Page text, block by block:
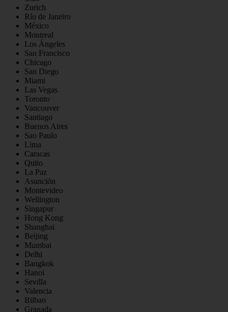
Zurich
Río de Janeiro
México
Montreal
Los Ángeles
San Francisco
Chicago
San Diego
Miami
Las Vegas
Toronto
Vancouver
Santiago
Buenos Aires
Sao Paulo
Lima
Caracas
Quito
La Paz
Asunción
Montevideo
Wellington
Singapur
Hong Kong
Shanghai
Beijing
Mumbai
Delhi
Bangkok
Hanoi
Sevilla
Valencia
Bilbao
Granada